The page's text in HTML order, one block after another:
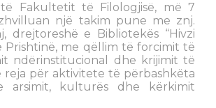
të Fakultetit të Filologjisë, më 7
një takim pune me znj.
drejtoreshë e Bibliotekës “Hivzi
Prishtinë, me qëllim të forcimit të
ndërinstitucional dhe krijimit të
reja për aktivitete të përbashkëta
arsimit, kulturës dhe kërkimit